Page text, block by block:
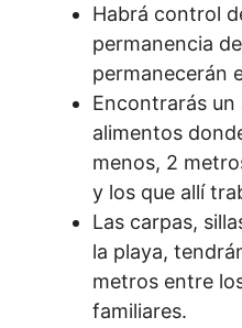
Habrá control
permanencia
permanecerán
Encontrarás un
alimentos
menos, 2
y los que allí
Las carpas,
la playa,
metros entre
familiares.